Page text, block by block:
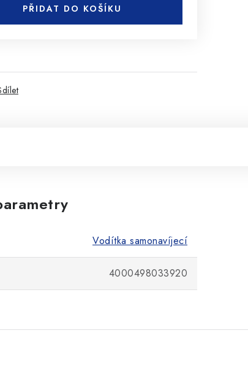
PŘIDAT DO KOŠÍKU
Vodítka samonavíjecí
4000498033920